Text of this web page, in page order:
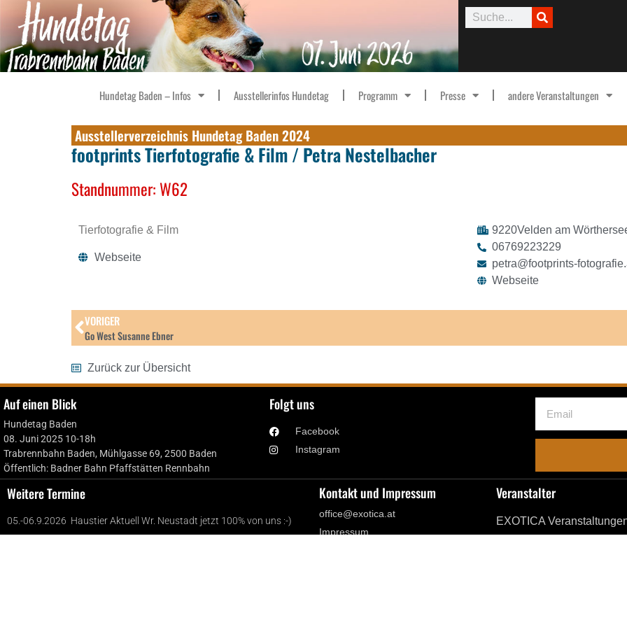
Hundetag Baden – Infos Ausstellerinfos Hundetag Programm Presse andere Veranstaltungen
Ausstellerverzeichnis Hundetag Baden 2024
footprints Tierfotografie & Film / Petra Nestelbacher
Standnummer: W62
Tierfotografie & Film
Webseite
9220Velden am
06769223229
petra@footprints-
Webseite
VORIGER
Go West Susanne Ebner
Zurück zur Übersicht
Auf einen Blick
Hundetag Baden
08. Juni 2025 10-18h
Trabrennbahn Baden, Mühlgasse 69, 2500 Baden
Öffentlich: Badner Bahn Pfaffstätten Rennbahn
Folgt uns
Facebook
Instagram
Weitere Termine
05.-06.9.2026 Haustier Aktuell Wr. Neustadt jetzt 100% von uns :-)
Kontakt und Impressum
office@exotica.at
Impressum
Veranstalter
EXOTICA